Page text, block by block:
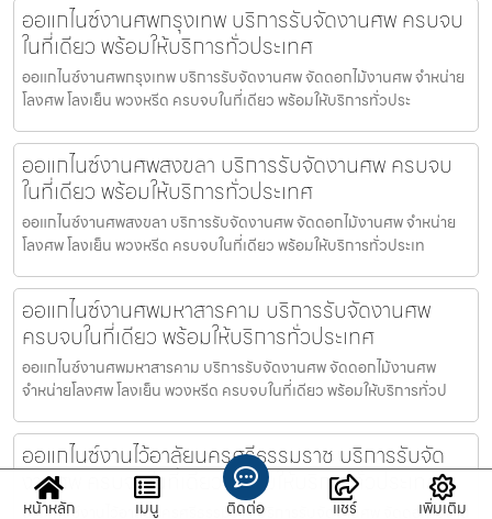
ออแกไนซ์งานศพกรุงเทพ บริการรับจัดงานศพ ครบจบ
ในที่เดียว พร้อมให้บริการทั่วประเทศ
ออแกไนซ์งานศพกรุงเทพ บริการรับจัดงานศพ จัดดอกไม้งานศพ จำหน่าย
โลงศพ โลงเย็น พวงหรีด ครบจบในที่เดียว พร้อมให้บริการทั่วประ
ออแกไนซ์งานศพสงขลา บริการรับจัดงานศพ ครบจบ
ในที่เดียว พร้อมให้บริการทั่วประเทศ
ออแกไนซ์งานศพสงขลา บริการรับจัดงานศพ จัดดอกไม้งานศพ จำหน่าย
โลงศพ โลงเย็น พวงหรีด ครบจบในที่เดียว พร้อมให้บริการทั่วประเท
ออแกไนซ์งานศพมหาสารคาม บริการรับจัดงานศพ
ครบจบในที่เดียว พร้อมให้บริการทั่วประเทศ
ออแกไนซ์งานศพมหาสารคาม บริการรับจัดงานศพ จัดดอกไม้งานศพ
จำหน่ายโลงศพ โลงเย็น พวงหรีด ครบจบในที่เดียว พร้อมให้บริการทั่วป
ออแกไนซ์งานไว้อาลัยนครศรีธรรมราช บริการรับจัด
งานศพ ครบจบในที่เดียว พร้อมให้บริการทั่วประเทศ
ออแกไนซ์งานไว้อาลัยนครศรีธรรมราช บริการรับจัดงานศพ จัดดอกไม้งาน
หน้าหลัก เมนู ติดต่อ แชร์ เพิ่มเติม